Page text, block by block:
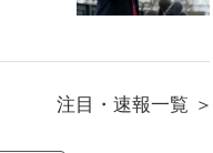
注目・速報一覧